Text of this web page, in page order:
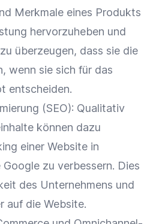
Merkmale eines Produkts
hervorzuheben und
zu überzeugen, dass sie die
wenn sie sich für das
entscheiden.
(SEO): Qualitativ
können dazu
einer Website in
Google zu verbessern. Dies
des Unternehmens und
auf die Website.